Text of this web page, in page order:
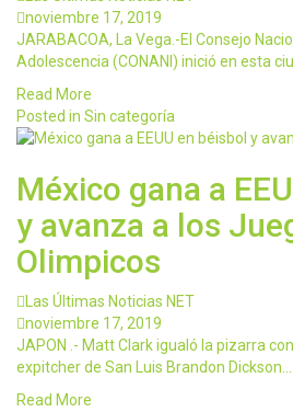
noviembre 17, 2019
JARABACOA, La Vega.-El Consejo
Adolescencia (CONANI) inició en esta
Read More
Posted in Sin categoría
México gana a
y avanza a los
Olimpicos
Las Últimas Noticias NET
noviembre 17, 2019
JAPON .- Matt Clark igualó la pizarra
expitcher de San Luis Brandon Dickson…
Read More